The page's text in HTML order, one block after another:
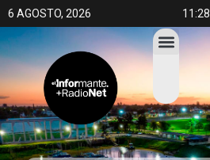
6 AGOSTO, 2026 11:28